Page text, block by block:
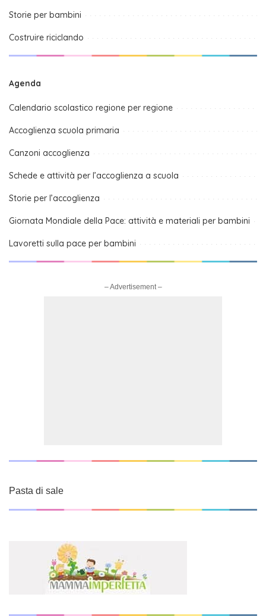
Storie per bambini
Costruire riciclando
Agenda
Calendario scolastico regione per regione
Accoglienza scuola primaria
Canzoni accoglienza
Schede e attività per l’accoglienza a scuola
Storie per l’accoglienza
Giornata Mondiale della Pace: attività e materiali per bambini
Lavoretti sulla pace per bambini
– Advertisement –
Pasta di sale